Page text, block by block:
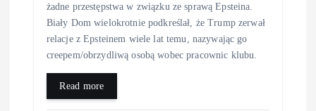
żadne przestępstwa w związku ze sprawą Epsteina.
Biały Dom wielokrotnie podkreślał, że Trump zerwał
relacje z Epsteinem wiele lat temu, nazywając go
creepem/obrzydliwą osobą wobec pracownic klubu.
Read more